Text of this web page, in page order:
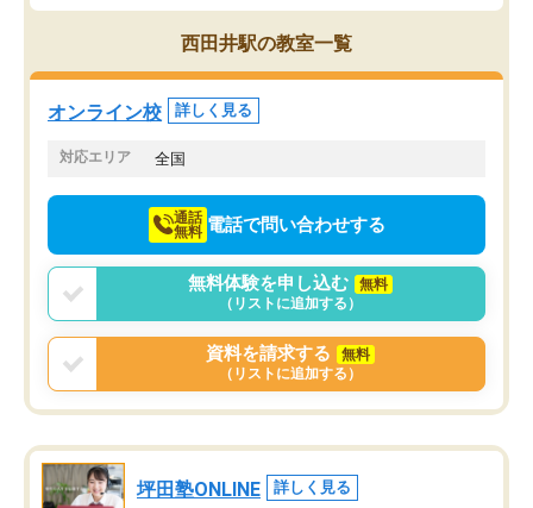
西田井駅の教室一覧
オンライン校 詳しく見る
対応エリア 全国
通話
無料 電話で問い合わせする
無料体験を申し込む
無料
（リストに追加する）
資料を請求する
無料
（リストに追加する）
坪田塾ONLINE 詳しく見る